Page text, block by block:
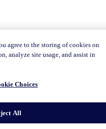
agree to the storing of cookies on
analyze site usage, and assist in
Choices
All